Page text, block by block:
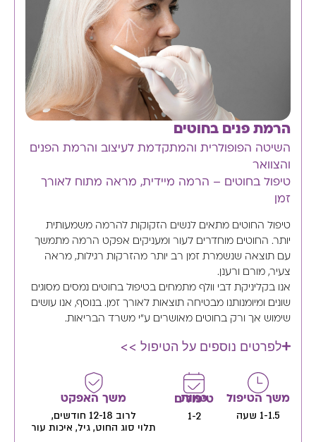
הרמת פנים בחוטים
השיטה הפופולרית והמתקדמת לעיצוב והרמת הפנים
והצוואר
טיפול בחוטים – הרמה מיידית, מראה מתוח לאורך
זמן
טיפול החוטים מתאים לנשים הזקוקות להרמה משמעותית
יותר. החוטים מוחדרים לעור ומעניקים אפקט הרמה מתמשך
עם תוצאה שנשמרת זמן רב יותר מהזרקות רגילות, מראה
צעיר, מורם ורענן.
אנו בקליניקת דבי וולף מתמחים בטיפול בחוטים נמסים מסוגים
שונים ומיומנותנו מבטיחה תוצאות לאורך זמן. בנוסף, אנו עושים
שימוש אך ורק בחוטים מאושרים ע"י משרד הבריאות.
לפרטים נוספים על הטיפול >>
משך הטיפול
1-1.5 שעה
כמות טיפולים
1-2
משך האפקט
לרוב 12-18 חודשים,
תלוי סוג החוט, גיל, איכות עור